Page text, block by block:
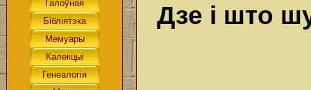
Дзе і што